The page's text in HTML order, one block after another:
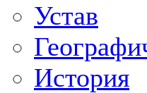
Устав
История